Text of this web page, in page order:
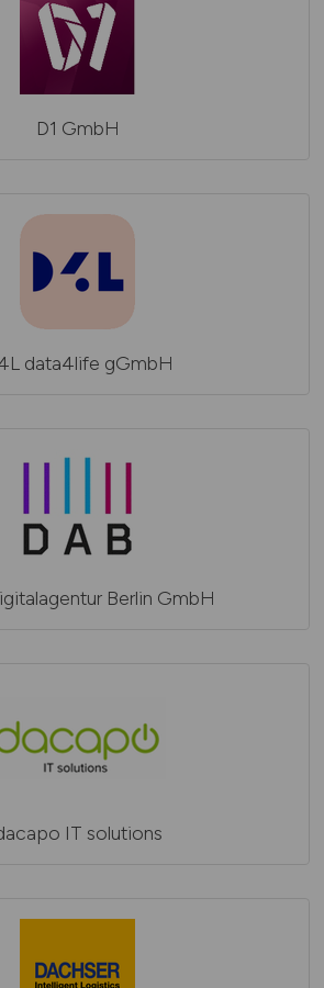
D1 GmbH
data4life gGmbH
Berlin GmbH
IT solutions